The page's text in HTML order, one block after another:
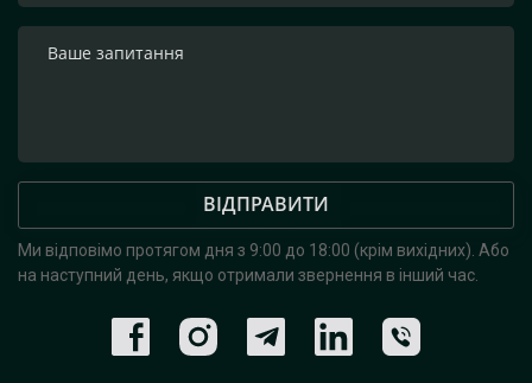
ВІДПРАВИТИ
Ми відповімо протягом дня з 9:00 до 18:00 (крім вихідних). Або
на наступний день, якщо отримали звернення в інший час.